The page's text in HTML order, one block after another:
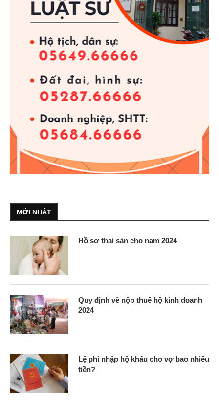
MỚI NHẤT
Hồ sơ thai sản cho nam 2024
Quy định về nộp thuế hộ kinh doanh
2024
Lệ phí nhập hộ khẩu cho vợ bao nhiêu
tiền?